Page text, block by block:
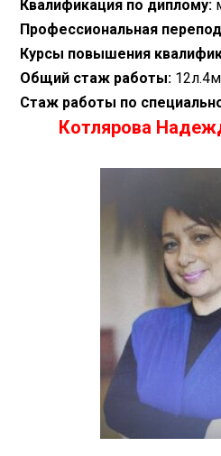
Квалификация по диплому:
Профессиональная
Курсы повышения
Общий стаж работы: 12л.4м
Стаж работы по
Котлярова